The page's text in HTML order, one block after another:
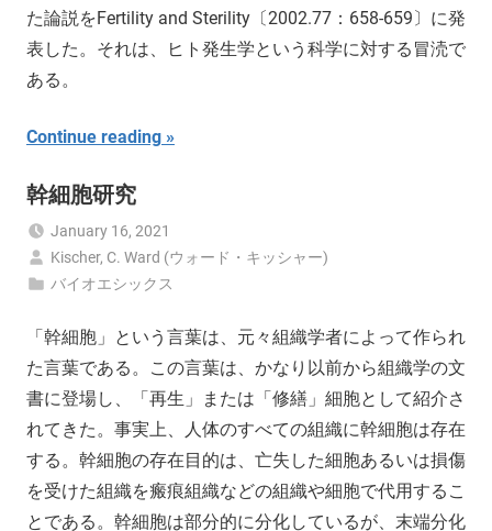
た論説をFertility and Sterility〔2002.77：658-659〕に発
表した。それは、ヒト発生学という科学に対する冒涜で
ある。
Continue reading
幹細胞研究
January 16, 2021
Kischer, C. Ward (ウォード・キッシャー)
バイオエシックス
「幹細胞」という言葉は、元々組織学者によって作られ
た言葉である。この言葉は、かなり以前から組織学の文
書に登場し、「再生」または「修繕」細胞として紹介さ
れてきた。事実上、人体のすべての組織に幹細胞は存在
する。幹細胞の存在目的は、亡失した細胞あるいは損傷
を受けた組織を瘢痕組織などの組織や細胞で代用するこ
とである。幹細胞は部分的に分化しているが、末端分化